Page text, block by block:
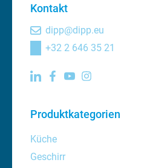
Kontakt
dipp@dipp.eu
+32 2 646 35 21
Produktkategorien
Küche
Geschirr